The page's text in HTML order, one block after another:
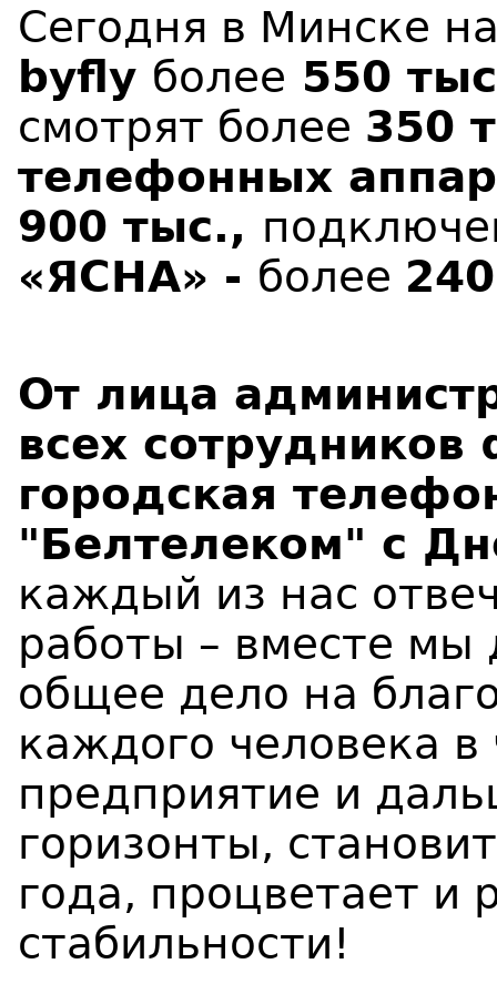
Сегодня в Минске
byfly более 550
смотрят более 350
телефонных
900 тыс.,
«ЯСНА» - более
От лица
всех
городская
"Белтелеком" с
каждый из нас
работы – вместе
общее дело на
каждого человека
предприятие и
горизонты,
года, процветает и
стабильности!